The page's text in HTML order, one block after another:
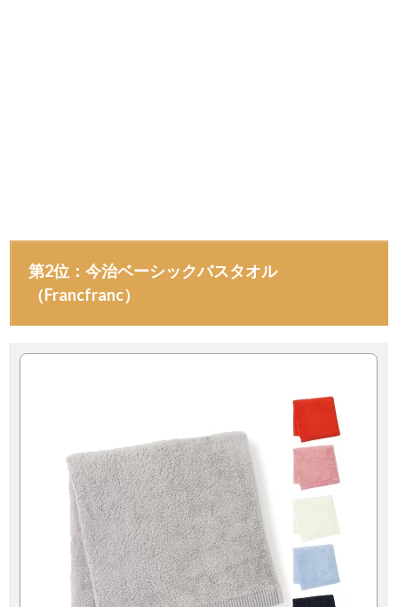
第2位：今治ベーシックバスタオル
（Francfranc）